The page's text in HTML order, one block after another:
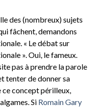
des (nombreux) sujets
fâchent, demandons
« Le débat sur
». Oui, le fameux.
pas à prendre la parole
tenter de donner sa
concept périlleux,
Si Romain Gary